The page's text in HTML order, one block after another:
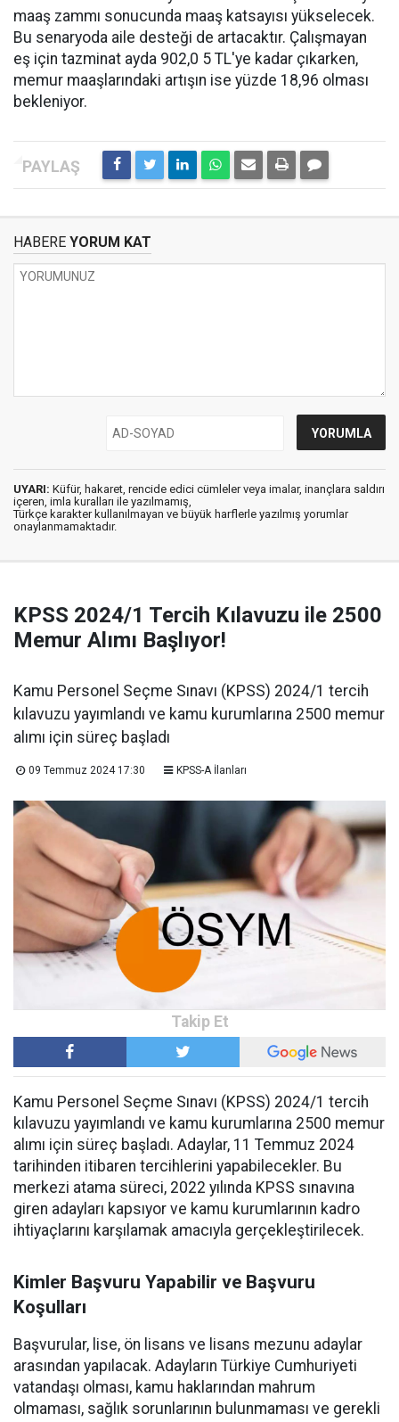
maaş zammı sonucunda maaş katsayısı yükselecek.
Bu senaryoda aile desteği de artacaktır. Çalışmayan
eş için tazminat ayda 902,0 5 TL'ye kadar çıkarken,
memur maaşlarındaki artışın ise yüzde 18,96 olması
bekleniyor.
HABERE YORUM KAT
UYARI: Küfür, hakaret, rencide edici cümleler veya imalar, inançlara saldırı
içeren, imla kuralları ile yazılmamış,
Türkçe karakter kullanılmayan ve büyük harflerle yazılmış yorumlar
onaylanmamaktadır.
KPSS 2024/1 Tercih Kılavuzu ile 2500
Memur Alımı Başlıyor!
Kamu Personel Seçme Sınavı (KPSS) 2024/1 tercih
kılavuzu yayımlandı ve kamu kurumlarına 2500 memur
alımı için süreç başladı
09 Temmuz 2024 17:30 KPSS-A İlanları
Kamu Personel Seçme Sınavı (KPSS) 2024/1 tercih
kılavuzu yayımlandı ve kamu kurumlarına 2500 memur
alımı için süreç başladı. Adaylar, 11 Temmuz 2024
tarihinden itibaren tercihlerini yapabilecekler. Bu
merkezi atama süreci, 2022 yılında KPSS sınavına
giren adayları kapsıyor ve kamu kurumlarının kadro
ihtiyaçlarını karşılamak amacıyla gerçekleştirilecek.
Kimler Başvuru Yapabilir ve Başvuru
Koşulları
Başvurular, lise, ön lisans ve lisans mezunu adaylar
arasından yapılacak. Adayların Türkiye Cumhuriyeti
vatandaşı olması, kamu haklarından mahrum
olmaması, sağlık sorunlarının bulunmaması ve gerekli